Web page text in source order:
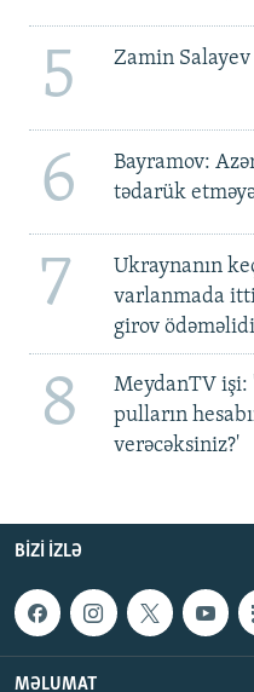
5 Zamin Salayev
6
Bayramov:
tədarük
7
Ukraynanın
varlanmada
girov
8
MeydanTV işi:
pulların
verəcəksiniz?'
BIZI IZLƏ
MƏLUMAT